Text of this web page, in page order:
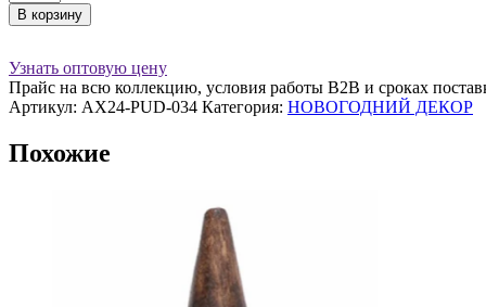
товара
Шар
с
бархатом
D10
стекло,
шампань,
В корзину
Узнать оптовую цену
Прайс на всю коллекцию, условия работы В2В и сроках
Артикул: AX24-PUD-034 Категория: НОВОГОДНИЙ ДЕКОР
Похожие